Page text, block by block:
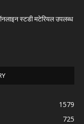
स्टडी मटेरियल उपलब्ध
1579
725